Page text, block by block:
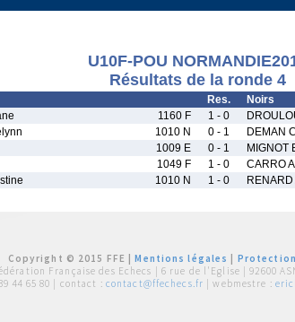
U10F-POU
Résultats de la ronde 4
Res. Noirs
1160 F 1 - 0
1010 N 0 - 1 DEMAN
1009 E 0 - 1 MIGNOT
1049 F 1 - 0 CARRO
1010 N 1 - 0 RENARD
Copyright © 2015 FFE |Mentions légales
Française des Echecs | 6 rue de l'Eglise | 92600
44 65 80 | contact : contact@ffechecs.fr | webmestre :